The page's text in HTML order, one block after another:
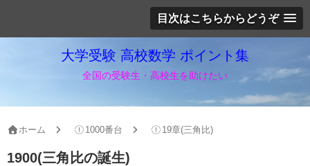
目次はこちらからどうぞ
大学受験 高校数学 ポイント集
全国の受験生・高校生を助けたい
ホーム 1000番台 19章(三角比)
1900(三角比の誕生)